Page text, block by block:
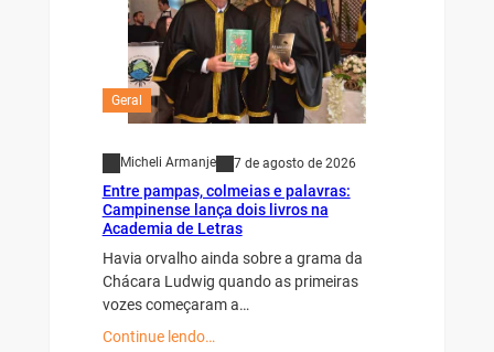
Geral
Micheli Armanje 7 de agosto de 2026
Entre pampas, colmeias e palavras:
Campinense lança dois livros na
Academia de Letras
Havia orvalho ainda sobre a grama da
Chácara Ludwig quando as primeiras
vozes começaram a…
Continue lendo…